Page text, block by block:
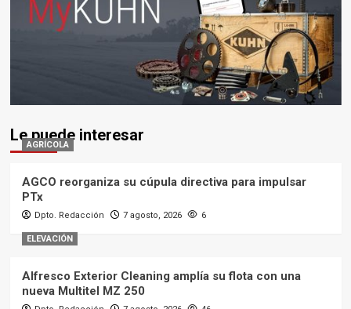
Le puede interesar
AGRÍCOLA
AGCO reorganiza su cúpula directiva para impulsar
PTx
Dpto. Redacción 7 agosto, 2026 6
ELEVACIÓN
Alfresco Exterior Cleaning amplía su flota con una
nueva Multitel MZ 250